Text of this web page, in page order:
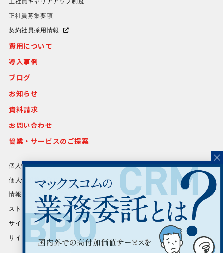
正社員募集要項
契約社員採用情報
費用について
導入事例
ブログ
お知らせ
資料請求
お問い合わせ
協業・サービスのご提案
個人情報保護方針
個人情報等の取り扱いについて
情報セキュリティ方針
ストレスチェック基本方針
サイトポリシー
サイトマップ